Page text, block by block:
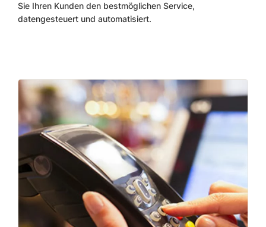
Sie Ihren Kunden den bestmöglichen Service,
datengesteuert und automatisiert.